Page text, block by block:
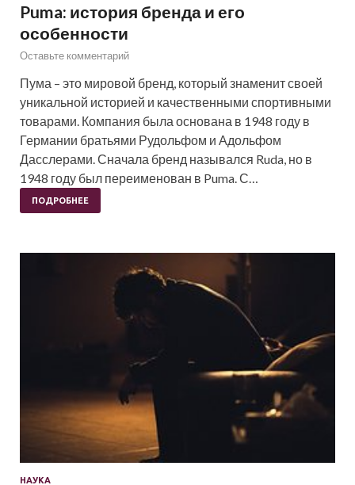
Puma: история бренда и его
особенности
Оставьте комментарий
Пума – это мировой бренд, который знаменит своей
уникальной историей и качественными спортивными
товарами. Компания была основана в 1948 году в
Германии братьями Рудольфом и Адольфом
Дасслерами. Сначала бренд назывался Ruda, но в
1948 году был переименован в Puma. С…
ПОДРОБНЕЕ
НАУКА